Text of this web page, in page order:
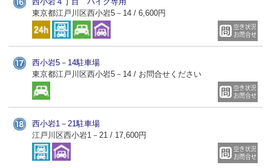
東京都江戸川区西小岩5－14 / 6,600円
西小岩5－14駐車場
東京都江戸川区西小岩5－14 / お問合せください
西小岩1－21駐車場
江戸川区西小岩1－21 / 17,600円